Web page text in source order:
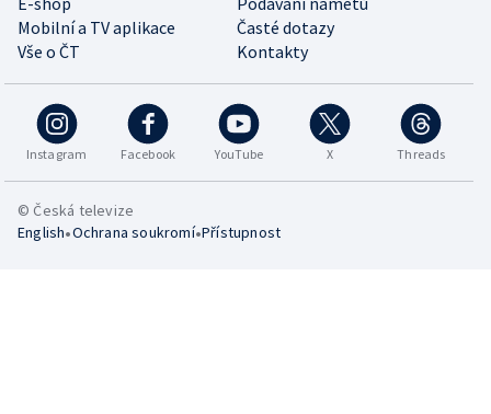
Mobilní a TV aplikace
Časté dotazy
Vše o ČT
Kontakty
Instagram Facebook YouTube X Threads
© Česká televize
English•Ochrana soukromí•Přístupnost